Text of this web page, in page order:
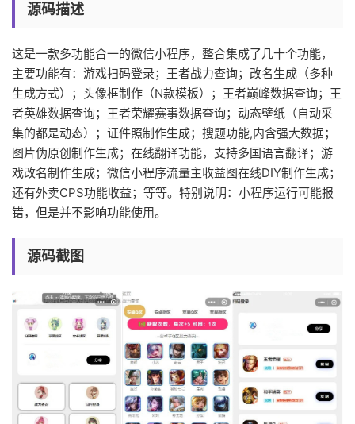
源码描述
这是一款多功能合一的微信小程序，整合集成了几十个功能，
主要功能有：游戏扫码登录；王者战力查询；改名生成（多种
生成方式）；头像框制作（N款模板）；王者巅峰数据查询；王
者英雄数据查询；王者荣耀赛事数据查询；动态壁纸（自动采
集的都是动态）；证件照制作生成；搜题功能,内含强大数据；
图片伪原创制作生成；在线翻译功能，支持多国语言翻译；游
戏改名制作生成；微信小程序流量主收益图在线DIY制作生成；
还有外卖CPS功能收益；等等。特别说明：小程序运行可能报
错，但是并不影响功能使用。
源码截图